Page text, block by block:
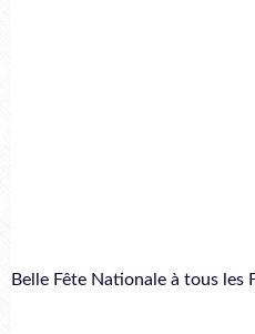
Belle Fête Nationale à tous les